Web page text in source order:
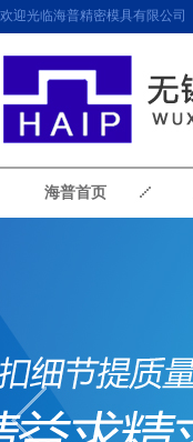
欢迎光临海普精密模具有限公司
海普首页